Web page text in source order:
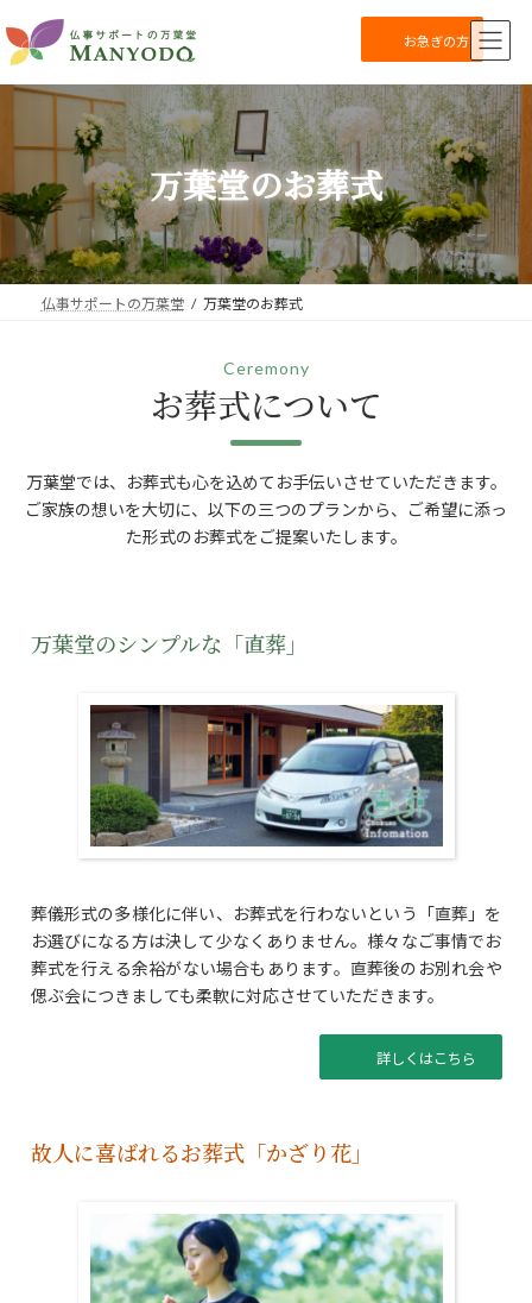
ン
テ
ン
ス
ッ
ビ
ゲ
ー
ン
移
お急ぎの方
万葉堂のお葬式
仏事サポートの万葉堂 万葉堂のお葬式
Ceremony
お葬式について
万葉堂では、お葬式も心を込めてお手伝いさせていただきます。
ご家族の想いを大切に、以下の三つのプランから、ご希望に添っ
た形式のお葬式をご提案いたします。
万葉堂のシンプルな「直葬」
葬儀形式の多様化に伴い、お葬式を行わないという「直葬」を
お選びになる方は決して少なくありません。様々なご事情でお
葬式を行える余裕がない場合もあります。直葬後のお別れ会や
偲ぶ会につきましても柔軟に対応させていただきます。
詳しくはこちら
故人に喜ばれるお葬式「かざり花」